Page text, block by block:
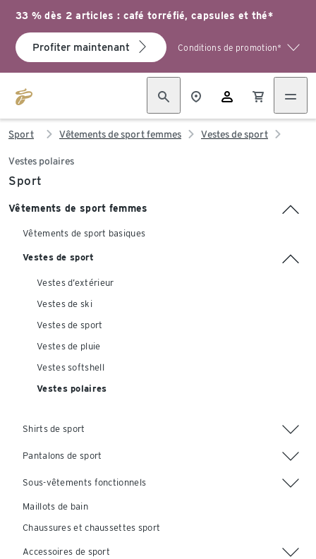
33 % dès 2 articles : café torréfié, capsules et thé*
Profiter maintenant Conditions de promotion*
Sport Vêtements de sport femmes Vestes de sport
Vestes polaires
Sport
Vêtements de sport femmes
Vêtements de sport basiques
Vestes de sport
Vestes d’extérieur
Vestes de ski
Vestes de sport
Vestes de pluie
Vestes softshell
Vestes polaires
Shirts de sport
Pantalons de sport
Sous-vêtements fonctionnels
Maillots de bain
Chaussures et chaussettes sport
Accessoires de sport